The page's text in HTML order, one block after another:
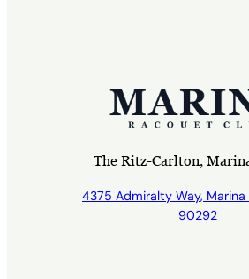
The Ritz-Carlton,
4375 Admiralty Way, Marina
90292